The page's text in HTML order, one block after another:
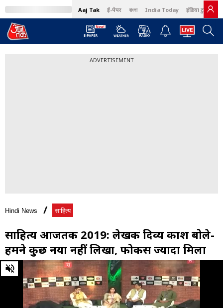
Aaj Tak ई-पेपर বাংলা India Today इंडिया टुडे हिंदी
ADVERTISEMENT
Hindi News साहित्य
साहित्य आजतक 2019: लेखक दिव्य प्रकाश बोले-
हमने कुछ नया नहीं लिखा, फोकस ज्यादा मिला
0
of
minutes,
seconds